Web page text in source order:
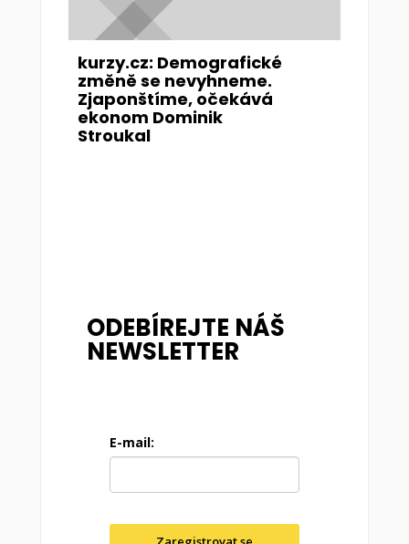
kurzy.cz: Demografické
změně se nevyhneme.
Zjaponštíme, očekává
ekonom Dominik
Stroukal
ODEBÍREJTE NÁŠ
NEWSLETTER
E-mail: